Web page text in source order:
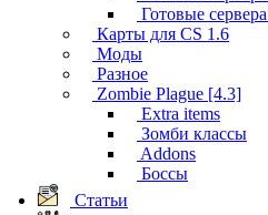
Готовые
Карты для CS 1.6
Моды
Разное
Zombie Plague [4.3]
Extra items
Зомби классы
Addons
Боссы
Статьи